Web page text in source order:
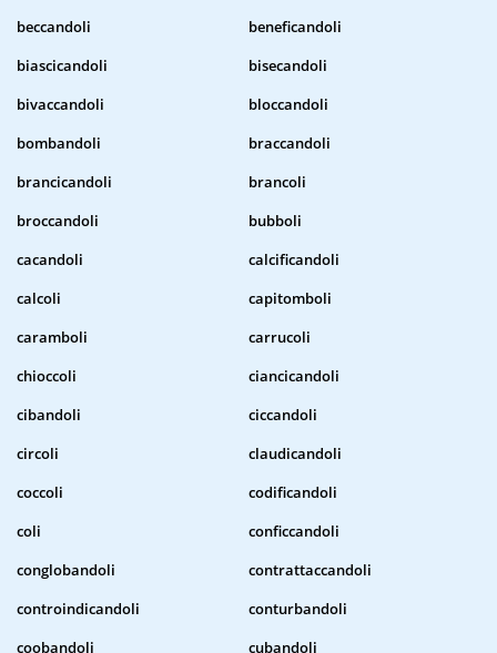
beccandoli
beneficandoli
biascicandoli
bisecandoli
bivaccandoli
bloccandoli
bombandoli
braccandoli
brancicandoli
brancoli
broccandoli
bubboli
cacandoli
calcificandoli
calcoli
capitomboli
caramboli
carrucoli
chioccoli
ciancicandoli
cibandoli
ciccandoli
circoli
claudicandoli
coccoli
codificandoli
coli
conficcandoli
conglobandoli
contrattaccandoli
controindicandoli
conturbandoli
coobandoli
cubandoli